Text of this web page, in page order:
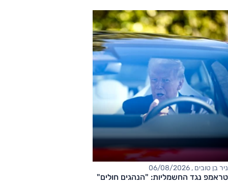
ניר בן טובים , 06/08/2026
טראמפ נגד החשמליות: "הנהגים חולים"